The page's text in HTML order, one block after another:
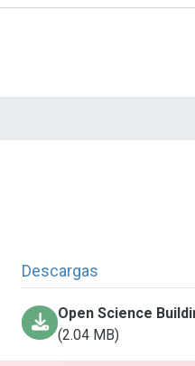
Descargas
Open Science
(2.04 MB)